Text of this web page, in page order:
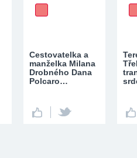
Cestovatelka a
manželka Milana
Drobného Dana
Polcaro…